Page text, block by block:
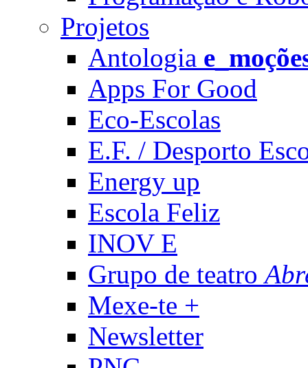
Projetos
Antologia
Apps For Good
Eco-Escolas
E.F. / Desporto
Energy up
Escola Feliz
INOV E
Grupo de teatro
Mexe-te +
Newsletter